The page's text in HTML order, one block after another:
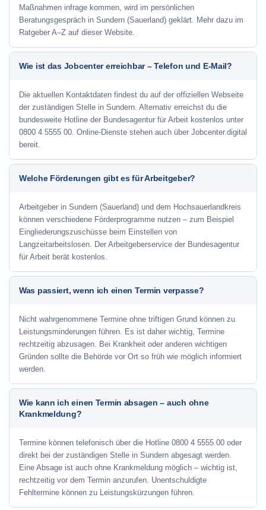
Maßnahmen infrage kommen, wird im persönlichen
Beratungsgespräch in Sundern (Sauerland) geklärt. Mehr dazu im
Ratgeber A–Z auf dieser Website.
Wie ist das Jobcenter erreichbar – Telefon und E-Mail?
Die aktuellen Kontaktdaten findest du auf der offiziellen Webseite
der zuständigen Stelle in Sundern. Alternativ erreichst du die
bundesweite Hotline der Bundesagentur für Arbeit kostenlos unter
0800 4 5555 00. Online-Dienste stehen auch über Jobcenter.digital
bereit.
Welche Förderungen gibt es für Arbeitgeber?
Arbeitgeber in Sundern (Sauerland) und dem Hochsauerlandkreis
können verschiedene Förderprogramme nutzen – zum Beispiel
Eingliederungszuschüsse beim Einstellen von
Langzeitarbeitslosen. Der Arbeitgeberservice der Bundesagentur
für Arbeit berät kostenlos.
Was passiert, wenn ich einen Termin verpasse?
Nicht wahrgenommene Termine ohne triftigen Grund können zu
Leistungsminderungen führen. Es ist daher wichtig, Termine
rechtzeitig abzusagen. Bei Krankheit oder anderen wichtigen
Gründen sollte die Behörde vor Ort so früh wie möglich informiert
werden.
Wie kann ich einen Termin absagen – auch ohne
Krankmeldung?
Termine können telefonisch über die Hotline 0800 4 5555 00 oder
direkt bei der zuständigen Stelle in Sundern abgesagt werden.
Eine Absage ist auch ohne Krankmeldung möglich – wichtig ist,
rechtzeitig vor dem Termin anzurufen. Unentschuldigte
Fehltermine können zu Leistungskürzungen führen.